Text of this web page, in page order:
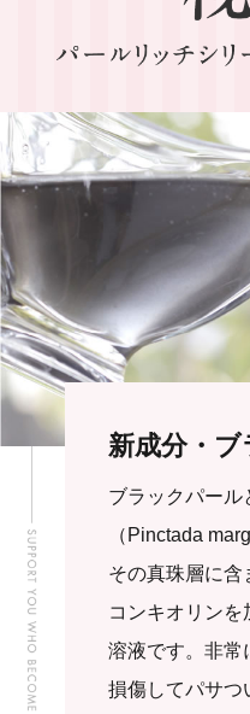
新成分・
ブラックパール
（Pinctada
その真珠層に含
コンキオリンを
溶液です。非常
損傷してパサつ